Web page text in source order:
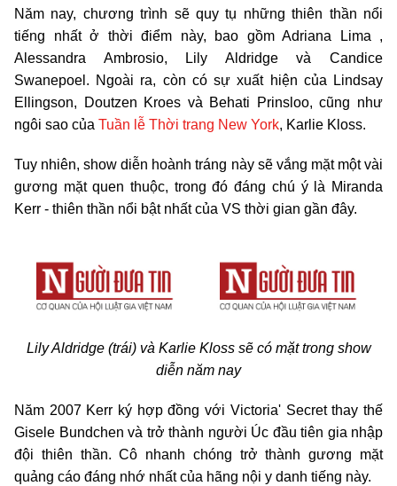
Năm nay, chương trình sẽ quy tụ những thiên thần nổi
tiếng nhất ở thời điểm này, bao gồm Adriana Lima ,
Alessandra Ambrosio, Lily Aldridge và Candice
Swanepoel. Ngoài ra, còn có sự xuất hiện của Lindsay
Ellingson, Doutzen Kroes và Behati Prinsloo, cũng như
ngôi sao của Tuần lễ Thời trang New York, Karlie Kloss.
Tuy nhiên, show diễn hoành tráng này sẽ vắng mặt một vài
gương mặt quen thuộc, trong đó đáng chú ý là Miranda
Kerr - thiên thần nổi bật nhất của VS thời gian gần đây.
Lily Aldridge (trái) và Karlie Kloss sẽ có mặt trong show
diễn năm nay
Năm 2007 Kerr ký hợp đồng với Victoria' Secret thay thế
Gisele Bundchen và trở thành người Úc đầu tiên gia nhập
đội thiên thần. Cô nhanh chóng trở thành gương mặt
quảng cáo đáng nhớ nhất của hãng nội y danh tiếng này.